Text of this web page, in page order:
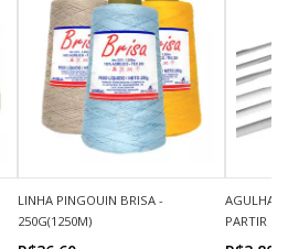
LINHA PINGOUIN BRISA -
250G(1250M)
AGULHA
PARTIR